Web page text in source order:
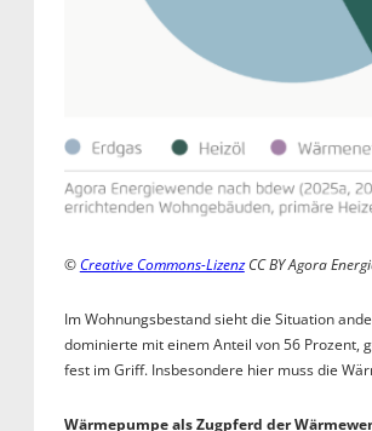
©Creative Commons-LizenzCC BY Agora
Im Wohnungsbestand sieht die Situation
dominierte mit einem Anteil von 56 Prozent,
fest im Griff. Insbesondere hier muss die
Wärmepumpe als Zugpferd der